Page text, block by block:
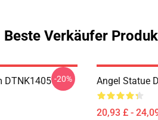
Beste Verkäufer
DTNK1405 -20% Angel Statue
20,93 £ -